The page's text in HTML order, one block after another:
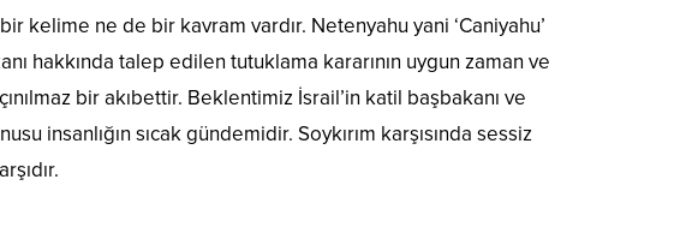
kelime ne de bir kavram vardır. Netenyahu yani ‘Caniyahu’
hakkında talep edilen tutuklama kararının uygun zaman ve
bir akıbettir. Beklentimiz İsrail’in katil başbakanı ve
insanlığın sıcak gündemidir. Soykırım karşısında sessiz